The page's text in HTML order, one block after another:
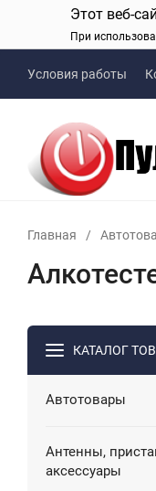
Этот веб-
При
Условия работы
Главная /
КАТАЛОГ
Автотовары
Антенны,
аксессуары